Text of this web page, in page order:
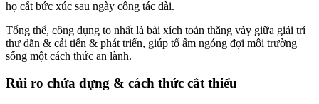
họ cắt bức xúc sau ngày công tác dài.
Tổng thể, công dụng to nhất là bài xích toán thăng vày giữa giải trí
thư dãn & cải tiến & phát triển, giúp tổ ấm ngóng đợi môi trường
sống một cách thức an lành.
Rủi ro chứa đựng & cách thức cắt thiểu